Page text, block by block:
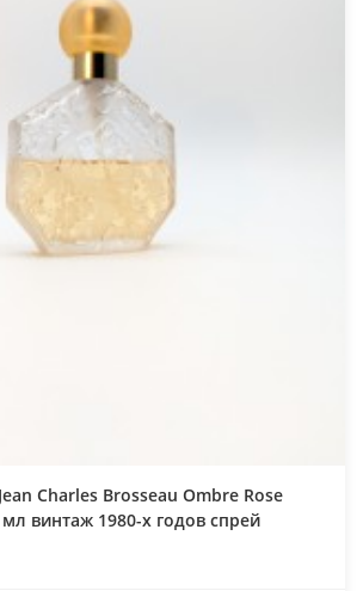
Charles Brosseau Ombre Rose
винтаж 1980-х годов спрей